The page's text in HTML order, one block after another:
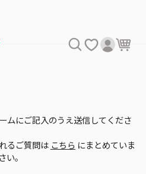
ムにご記入のうえ送信してくださ
るご質問は こちら にまとめていま
。